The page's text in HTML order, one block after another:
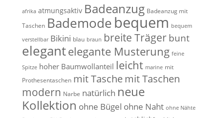
afrika atmungsaktiv Badeanzug Badeanzug mit
Taschen Bademodebequem bequem
verstellbar Bikini blau braun breite Träger bunt
elegantelegante Musterung feine
Spitze hoher Baumwollanteil leicht marine mit
Prothesentaschen mit Taschemit Taschen
modern Narbe natürlich neue
Kollektion ohne Bügel ohne Naht ohne Nähte